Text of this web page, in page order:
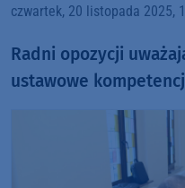
czwartek, 20 listopada 2025,
Radni opozycji
ustawowe